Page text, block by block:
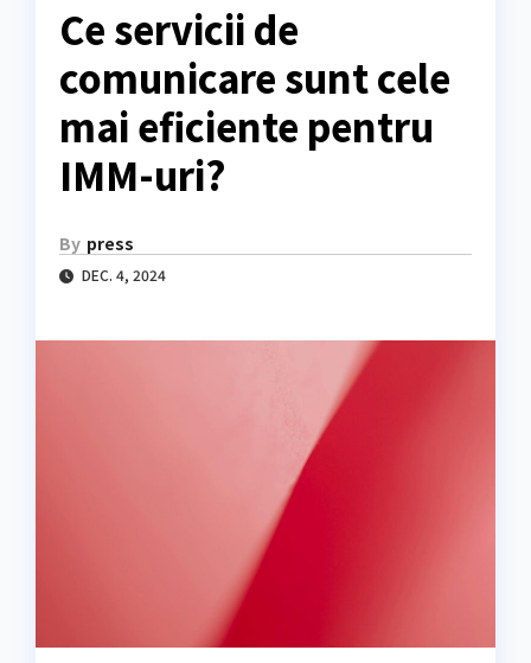
Ce servicii de
comunicare sunt cele
mai eficiente pentru
IMM-uri?
By press
DEC. 4, 2024